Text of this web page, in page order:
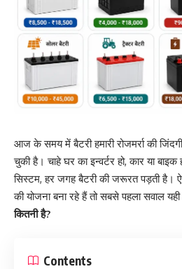
आज के समय में बैटरी हमारी रोजमर्रा की
चुकी है। चाहे घर का इन्वर्टर हो, कार या बाइक
सिस्टम, हर जगह बैटरी की जरूरत पड़ती है।
की योजना बना रहे हैं तो सबसे पहला सवाल यही
कितनी है?
Contents